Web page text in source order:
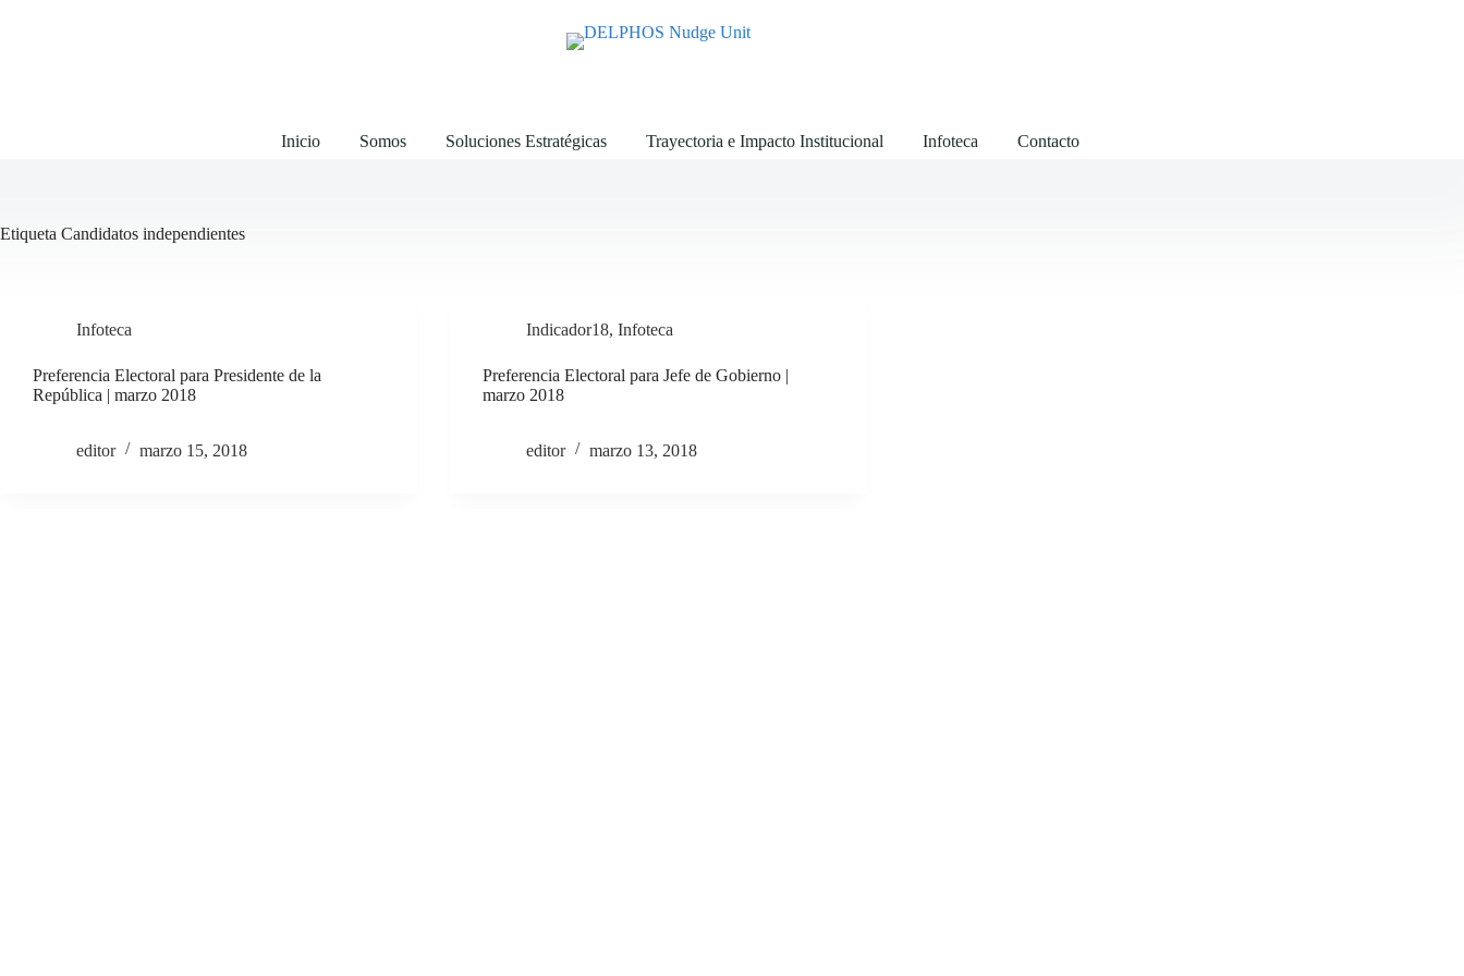
Inicio Somos Soluciones Estratégicas Trayectoria e Impacto Institucional Infoteca Contacto
Etiqueta Candidatos independientes
Infoteca
Preferencia Electoral para Presidente de la
República | marzo 2018
editor marzo 15, 2018
Indicador18,Infoteca
Preferencia Electoral para Jefe de Gobierno |
marzo 2018
editor marzo 13, 2018